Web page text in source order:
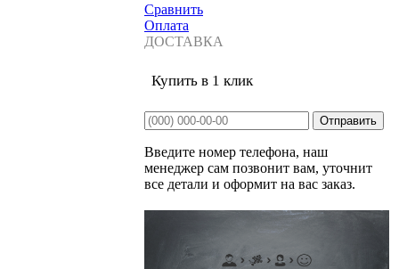
Сравнить
Оплата
ДОСТАВКА
Купить в 1 клик
Введите номер телефона, наш
менеджер сам позвонит вам, уточнит
все детали и оформит на вас заказ.